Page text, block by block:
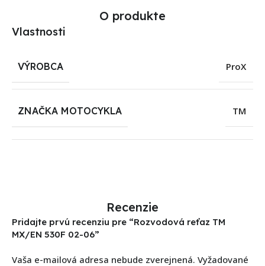
O produkte
Vlastnosti
VÝROBCA ProX
ZNAČKA MOTOCYKLA TM
Recenzie
Pridajte prvú recenziu pre “Rozvodová reťaz TM
MX/EN 530F 02-06”
Vaša e-mailová adresa nebude zverejnená. Vyžadované